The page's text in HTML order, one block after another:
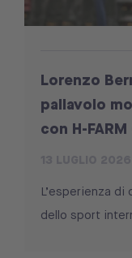
Lorenzo
pallavolo
con H-
L’esperienza
dello sport